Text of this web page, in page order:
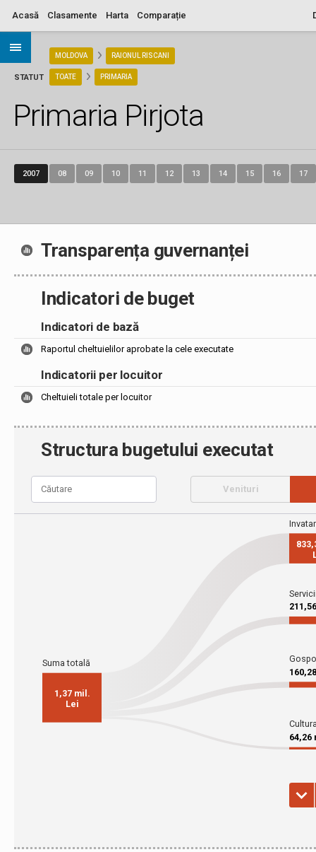
Acasă Clasamente Harta Comparație
STATUT
MOLDOVA RAIONUL RISCANI
TOATE PRIMARIA
Primaria Pirjota
2007 08 09 10 11 12 13 14 15 16 17
Transparența guvernanței
Indicatori de buget
Indicatori de bază
Raportul cheltuielilor aprobate la cele executate
Indicatorii per locuitor
Cheltuieli totale per locuitor
Structura bugetului executat